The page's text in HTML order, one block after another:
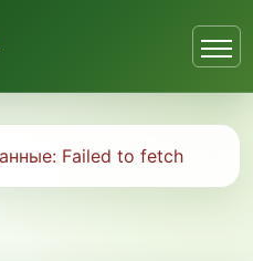
Failed to fetch